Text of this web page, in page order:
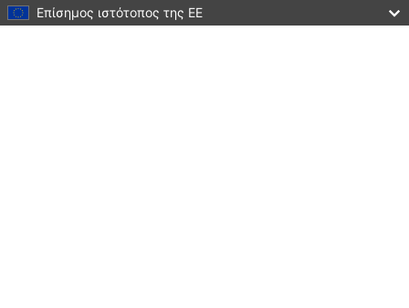
Επίσημος ιστότοπος της ΕΕ